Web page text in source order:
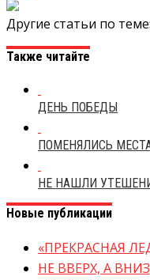
Отправить
Другие статьи по теме:
Также читайте
ДЕНЬ ПОБЕДЫ
ПОМЕНЯЛИСЬ
НЕ НАШЛИ
Новые публикации
«ПРЕКРАСНАЯ
НЕ ВВЕРХ, А ВНИЗ